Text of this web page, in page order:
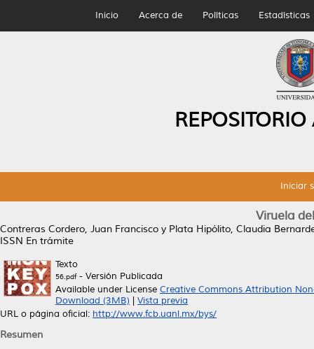
Inicio Acerca de Políticas Estadísticas
Iniciar
Viruela
Contreras Cordero, Juan Francisco y Plata Hipólito, Claudia
ISSN En trámite
Texto
56.pdf- Versión Publicada
Available under License Creative Commons Attribution
Download (3MB)
Vista previa
URL o página oficial: http://www.fcb.uanl.mx/bys/
Resumen